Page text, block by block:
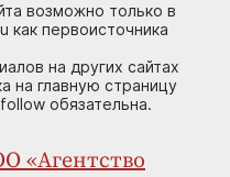
возможно только в
как первоисточника
на других сайтах
на главную страницу
обязательна.
«Агентство